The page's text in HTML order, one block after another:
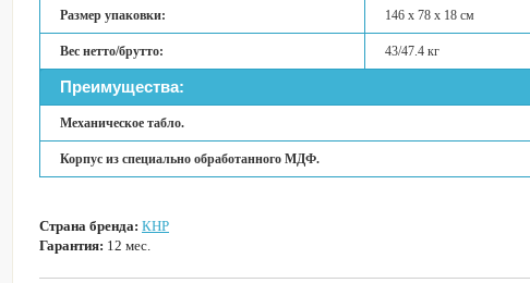
Размер упаковки: 146 х 78 х 18 см
Вес нетто/брутто: 43/47.4 кг
Преимущества:
Механическое табло.
Корпус из специально обработанного МДФ.
Страна бренда: КНР
Гарантия: 12 мес.